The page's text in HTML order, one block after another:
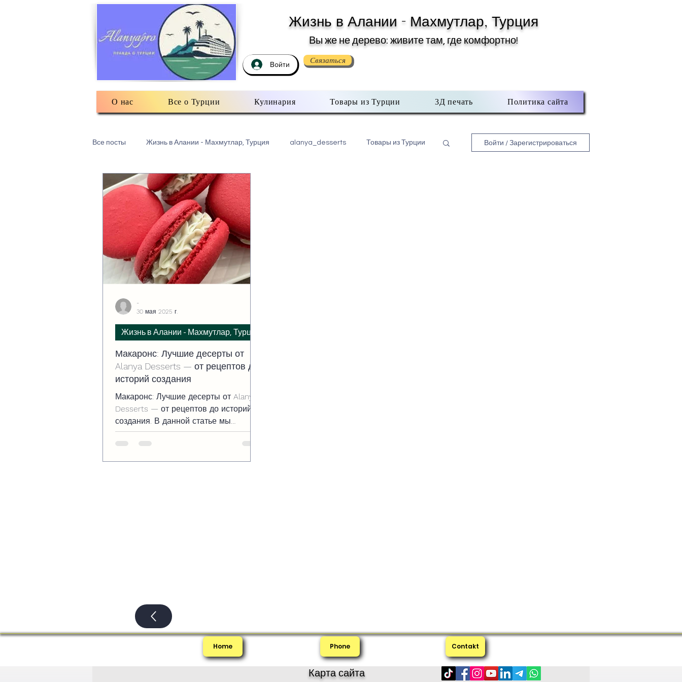
Жизнь в Алании - Махмутлар, Турция
Вы же не дерево: живите там, где комфортно!
Войти Связаться
О нас Все о Турции Кулинария Товары из Турции 3Д печать Политика сайта
Все посты Жизнь в Алании - Махмутлар, Турция alanya_desserts Товары из Турции
Турецкий текстиль Разное: обо всем помаленьку
Есть мнение 3Д печать в Махмутлар
Войти / Зарегистрироваться
Макаронс: Лучшие десерты от
Alanya Desserts — от рецептов до
историй создания
Макаронс: Лучшие десерты от Alanya
Desserts — от рецептов до историй
создания. В данной статье мы
раскроем историю происхождения
макаронс, поделимся эксклюзивными
Жизнь в Алании - Махмутлар, Турция
-
30 мая 2025 г.
Home Phone Contakt
Карта сайта